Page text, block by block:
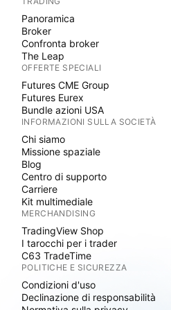
Panoramica
Broker
Confronta broker
The Leap
OFFERTE SPECIALI
Futures CME Group
Futures Eurex
Bundle azioni USA
INFORMAZIONI SULLA SOCIETÀ
Chi siamo
Missione spaziale
Blog
Centro di supporto
Carriere
Kit multimediale
MERCHANDISING
TradingView Shop
I tarocchi per i trader
C63 TradeTime
POLITICHE E SICUREZZA
Condizioni d'uso
Declinazione di responsabilità